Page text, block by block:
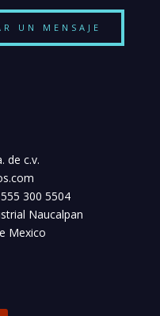
UN MENSAJE
de c.v.
300 5504
Naucalpan
Mexico